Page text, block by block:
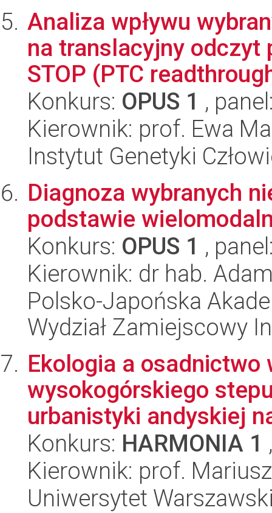
Analiza wpływu
na translacyjny odczyt
STOP (PTC
Konkurs: OPUS 1 ,
Kierownik: prof. Ewa
Instytut Genetyki
Diagnoza wybranych
podstawie
Konkurs: OPUS 1 ,
Kierownik: dr hab.
Polsko-Japońska
Wydział Zamiejscowy
Ekologia a osadnictwo
wysokogórskiego
urbanistyki andyskiej
Konkurs: HARMONIA 1
Kierownik: prof.
Uniwersytet